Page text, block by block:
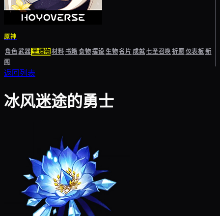
原神
角色武器圣遗物材料书籍食物摆设生物名片成就七圣召唤祈愿仪表板新
闻
返回列表
冰风迷途的勇士